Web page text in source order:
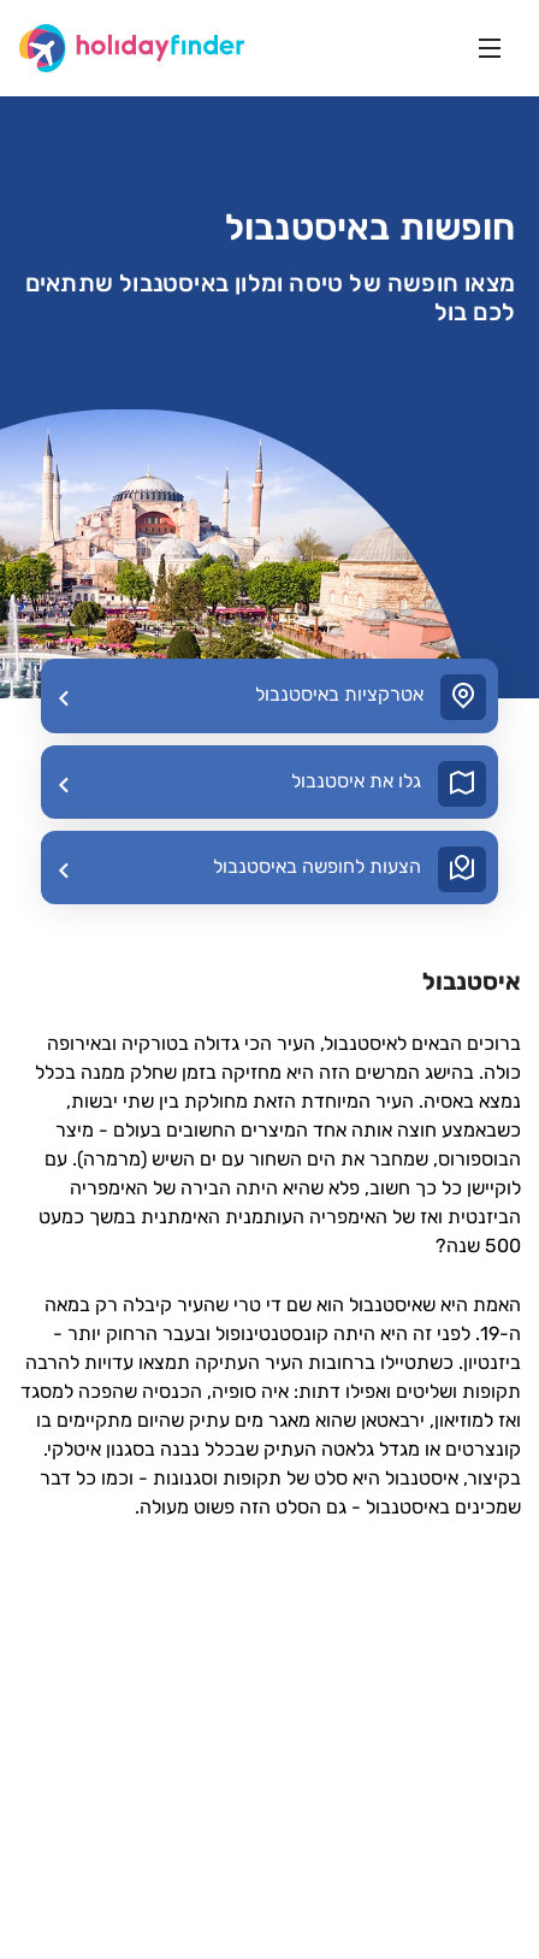
חופשות באיסטנבול
מצאו חופשה של טיסה ומלון באיסטנבול שתתאים
לכם בול
אטרקציות באיסטנבול
גלו את איסטנבול
הצעות לחופשה באיסטנבול
איסטנבול
ברוכים הבאים לאיסטנבול, העיר הכי גדולה בטורקיה ובאירופה
כולה. בהישג המרשים הזה היא מחזיקה בזמן שחלק ממנה בכלל
נמצא באסיה. העיר המיוחדת הזאת מחולקת בין שתי יבשות,
כשבאמצע חוצה אותה אחד המיצרים החשובים בעולם - מיצר
הבוספורוס, שמחבר את הים השחור עם ים השיש (מרמרה). עם
לוקיישן כל כך חשוב, פלא שהיא היתה הבירה של האימפריה
הביזנטית ואז של האימפריה העותמנית האימתנית במשך כמעט
500 שנה?
האמת היא שאיסטנבול הוא שם די טרי שהעיר קיבלה רק במאה
ה-19. לפני זה היא היתה ​​קונסטנטינופול ובעבר הרחוק יותר -
ביזנטיון. כשתטיילו ברחובות העיר העתיקה תמצאו עדויות להרבה
תקופות ושליטים ואפילו דתות: איה סופיה, הכנסיה שהפכה למסגד
ואז למוזיאון, ירבאטאן שהוא מאגר מים עתיק שהיום מתקיימים בו
קונצרטים או מגדל גלאטה העתיק שבכלל נבנה בסגנון איטלקי.
בקיצור, איסטנבול היא סלט של תקופות וסגנונות - וכמו כל דבר
שמכינים באיסטנבול - גם הסלט הזה פשוט מעולה.